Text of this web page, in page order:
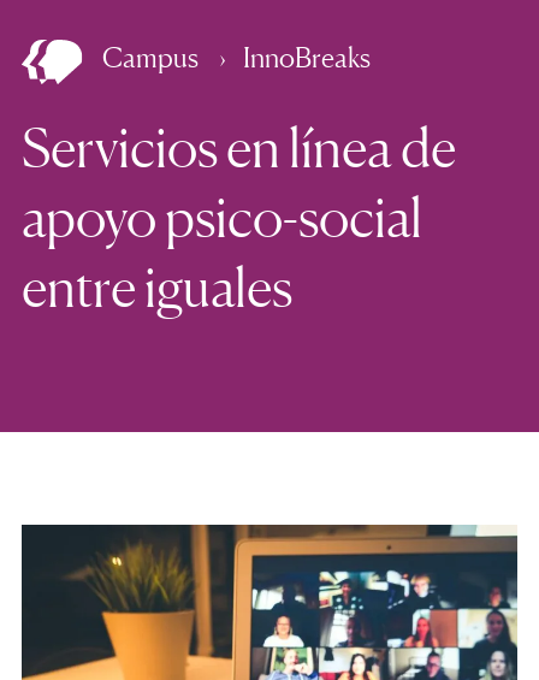
Campus InnoBreaks
Servicios en línea de
apoyo psico-social
entre iguales